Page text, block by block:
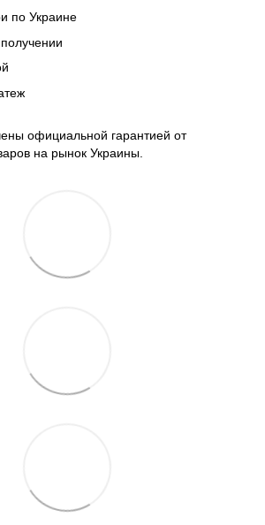
по Украине
официальной гарантией от
на рынок Украины.